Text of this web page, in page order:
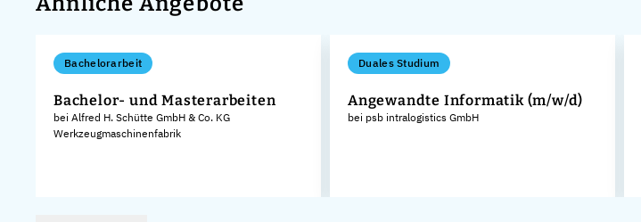
Bachelorarbeit
Bachelor- und Masterarbeiten
bei Alfred H. Schütte GmbH & Co. KG
Werkzeugmaschinenfabrik
Duales Studium
Angewandte Informatik (m/w/d)
bei psb intralogistics GmbH